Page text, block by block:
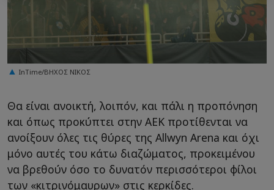
InTime/ΒΗΧΟΣ ΝΙΚΟΣ
Θα είναι ανοικτή, λοιπόν, και πάλι η προπόνηση
και όπως προκύπτει στην ΑΕΚ προτίθενται να
ανοίξουν όλες τις θύρες της Αllwyn Arena και όχι
μόνο αυτές του κάτω διαζώματος, προκειμένου
να βρεθούν όσο το δυνατόν περισσότεροι φίλοι
των «κιτρινόμαυρων» στις κερκίδες.